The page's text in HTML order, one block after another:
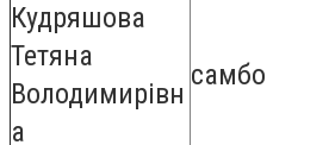
Кудряшова
Тетяна
Володимирівн
а
самбо